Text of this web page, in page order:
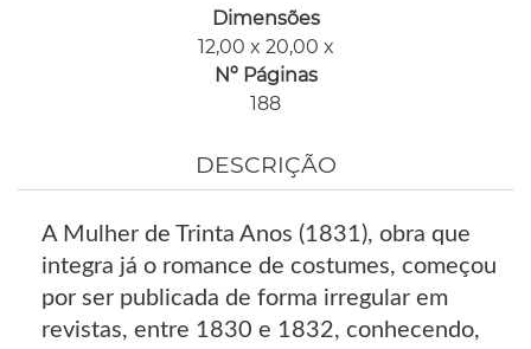
Dimensões
12,00 x 20,00 x
Nº Páginas
188
DESCRIÇÃO
A Mulher de Trinta Anos (1831), obra que
integra já o romance de costumes, começou
por ser publicada de forma irregular em
revistas, entre 1830 e 1832, conhecendo,